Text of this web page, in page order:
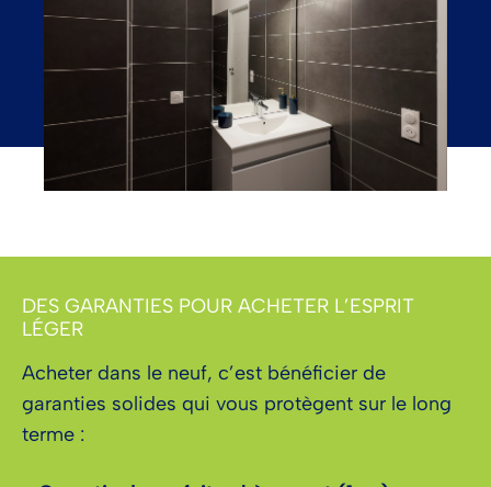
DES GARANTIES POUR ACHETER L’ESPRIT
LÉGER
Acheter dans le neuf, c’est bénéficier de
garanties solides qui vous protègent sur le long
terme :